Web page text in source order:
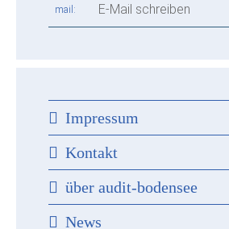
mail E-Mail schreiben
Impressum
Kontakt
über audit-bodensee
News